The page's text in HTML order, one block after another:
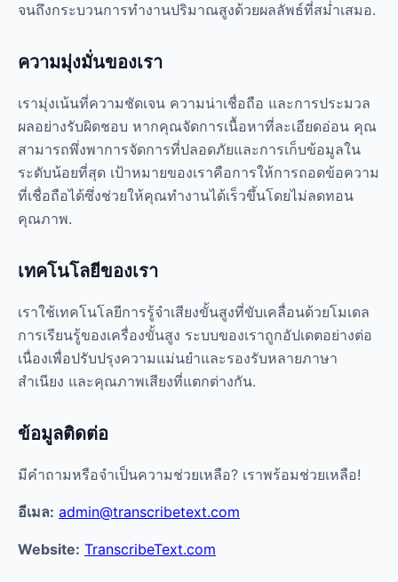
จนถึงกระบวนการทำงานปริมาณสูงด้วยผลลัพธ์ที่สม่ำเสมอ.
ความมุ่งมั่นของเรา
เรามุ่งเน้นที่ความชัดเจน ความน่าเชื่อถือ และการประมวล
ผลอย่างรับผิดชอบ หากคุณจัดการเนื้อหาที่ละเอียดอ่อน คุณ
สามารถพึ่งพาการจัดการที่ปลอดภัยและการเก็บข้อมูลใน
ระดับน้อยที่สุด เป้าหมายของเราคือการให้การถอดข้อความ
ที่เชื่อถือได้ซึ่งช่วยให้คุณทำงานได้เร็วขึ้นโดยไม่ลดทอน
คุณภาพ.
เทคโนโลยีของเรา
เราใช้เทคโนโลยีการรู้จำเสียงขั้นสูงที่ขับเคลื่อนด้วยโมเดล
การเรียนรู้ของเครื่องขั้นสูง ระบบของเราถูกอัปเดตอย่างต่อ
เนื่องเพื่อปรับปรุงความแม่นยำและรองรับหลายภาษา
สำเนียง และคุณภาพเสียงที่แตกต่างกัน.
ข้อมูลติดต่อ
มีคำถามหรือจำเป็นความช่วยเหลือ? เราพร้อมช่วยเหลือ!
อีเมล: admin@transcribetext.com
Website: TranscribeText.com